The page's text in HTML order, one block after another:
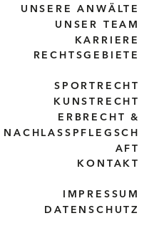
UNSERE ANWÄLTE
UNSER TEAM
KARRIERE
RECHTSGEBIETE
SPORTRECHT
KUNSTRECHT
ERBRECHT &
NACHLASSPFLEGSCH
AFT
KONTAKT
IMPRESSUM
DATENSCHUTZ